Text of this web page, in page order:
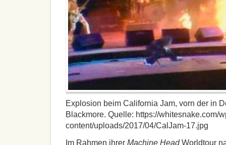
Explosion beim California Jam, vorn der in
Blackmore. Quelle: https://whitesnake.com/
content/uploads/2017/04/CalJam-17.jpg
Im Rahmen ihrer Machine HeadWorldtour